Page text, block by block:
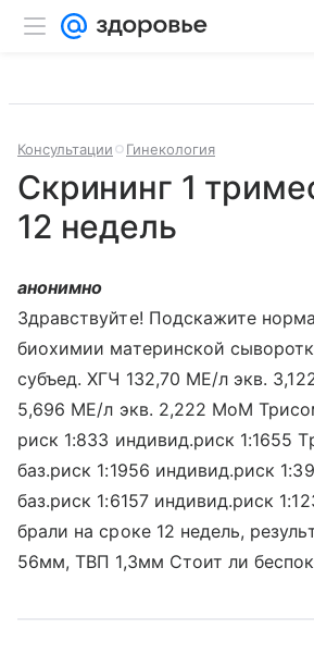
Консультации Гинекология
Скрининг 1
12 недель
анонимно
Здравствуйте! Подскажите
биохимии материнской
субъед. ХГЧ 132,70 МЕ/л экв.
5,696 МЕ/л экв. 2,222 МоМ
риск 1:833 индивид.риск 1:1655
баз.риск 1:1956 индивид.риск
баз.риск 1:6157 индивид.риск
брали на сроке 12 недель,
56мм, ТВП 1,3мм Стоит ли